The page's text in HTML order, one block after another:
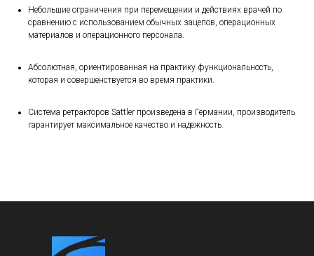
Небольшие ограничения при перемещении и действиях врачей по
сравнению с использованием обычных зацепов, операционных
материалов и операционного персонала.
Абсолютная, ориентированная на практику функциональность,
которая и совершенствуется во время практики.
Система ретракторов Sattler произведена в Германии, производитель
гарантирует максимальное качество и надежность.